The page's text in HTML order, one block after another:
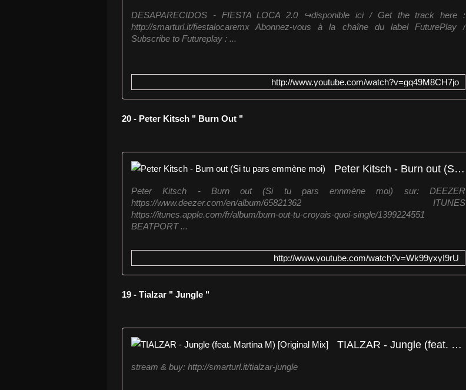
DESAPARECIDOS - FIESTA LOCA 2.0 ↪︎disponible ici / Get the track here :
http://smarturl.it/fiestalocaremx Abonnez-vous à la chaîne du label FuturePlay /
Subscribe to Futureplay : ...
http://www.youtube.com/watch?v=gq49M8CH7jo
20 - Peter Kitsch " Burn Out "
Peter Kitsch - Burn out (Si tu pars emmène moi)
Peter Kitsch - Burn out (Si tu pars ennmène moi) sur: DEEZER
https://www.deezer.com/en/album/65821362 ITUNES
https://itunes.apple.com/fr/album/burn-out-tu-croyais-quoi-single/1399224551
BEATPORT ...
http://www.youtube.com/watch?v=Wk99yxyI9rU
19 - Tialzar " Jungle "
TIALZAR - Jungle (feat. Martina M) [Original Mix]
stream & buy: http://smarturl.it/tialzar-jungle